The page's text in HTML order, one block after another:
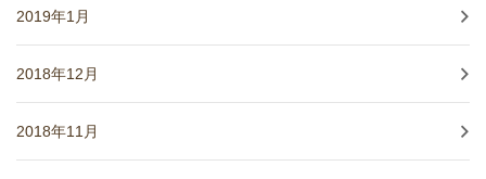
2019年1月
2018年12月
2018年11月